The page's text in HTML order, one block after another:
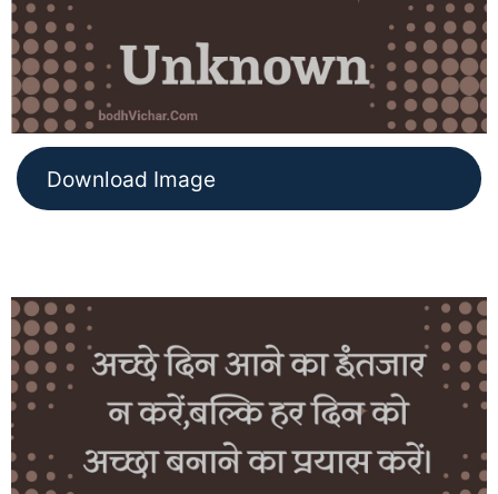
Download Image